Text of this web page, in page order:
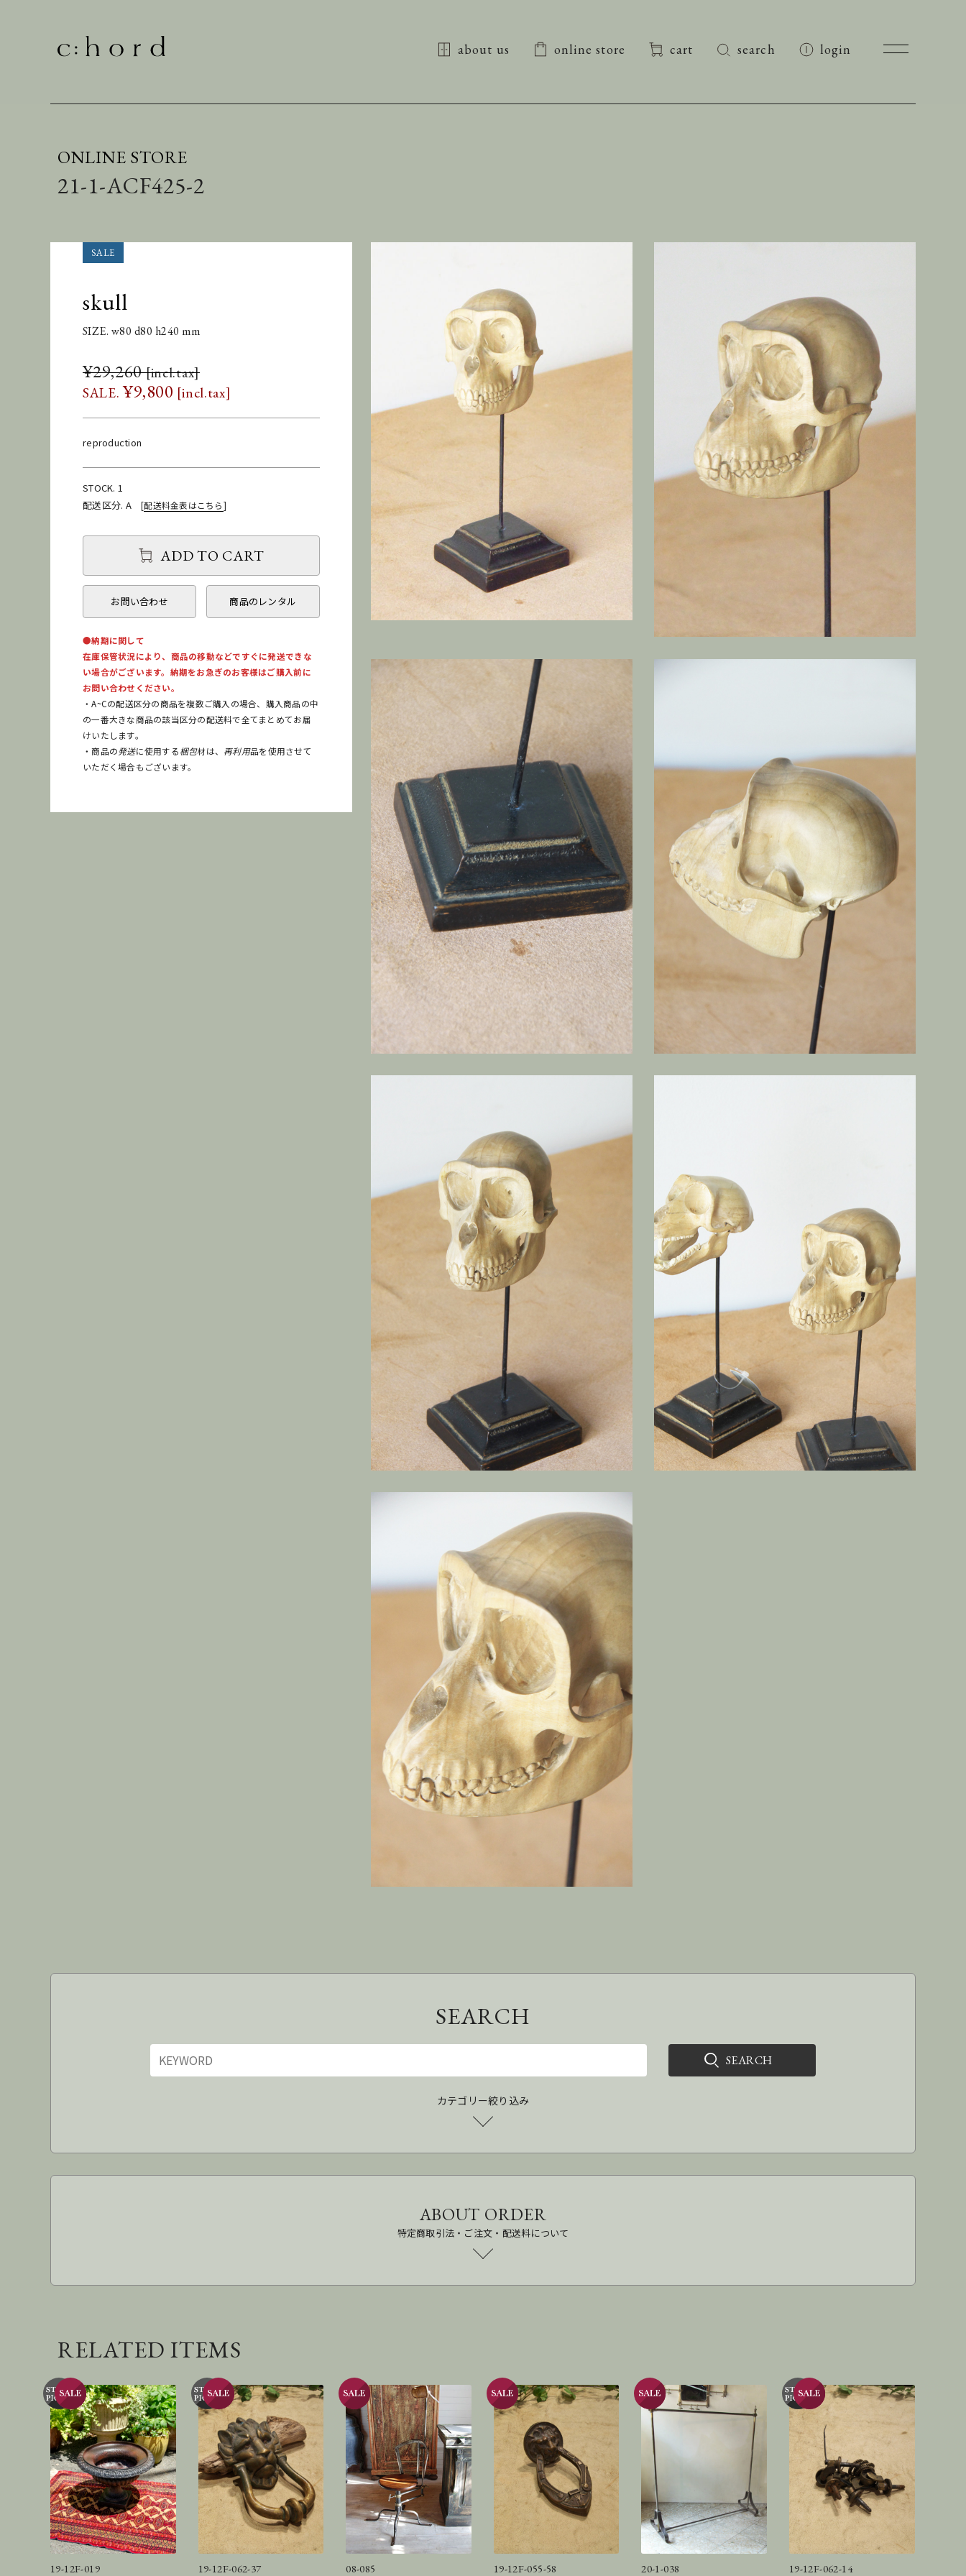
about us online store cart search login
ONLINE STORE
21-1-ACF425-2
skull
SIZE. w80 d80 h240 mm
¥29,260
¥9,800
reproduction
STOCK. 1
配送区分. A[配送料金表はこちら]
ADD TO CART
お問い合わせ 商品のレンタル
●納期に関して
在庫保管状況により、商品の移動などですぐに発送できな
い場合がございます。納期をお急ぎのお客様はご購入前に
お問い合わせください。
・A~Cの配送区分の商品を複数ご購入の場合、購入商品の中
の一番大きな商品の該当区分の配送料で全てまとめてお届
けいたします。
・商品の発送に使用する梱包材は、 再利用品を使用させて
いただく場合もございます。
SEARCH
カテゴリー絞り込み
ABOUT ORDER
特定商取引法・ご注文・配送料について
RELATED ITEMS
19-12F-019 19-12F-062-37 08-085 19-12F-055-58 20-1-038 19-12F-062-14